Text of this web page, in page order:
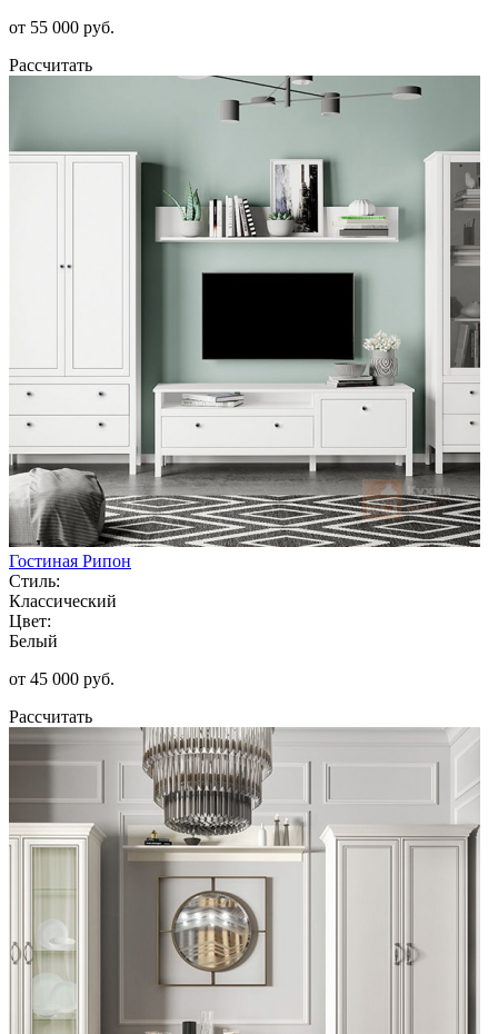
от 55 000 руб.
Рассчитать
Гостиная Рипон
Стиль:
Классический
Цвет:
Белый
от 45 000 руб.
Рассчитать